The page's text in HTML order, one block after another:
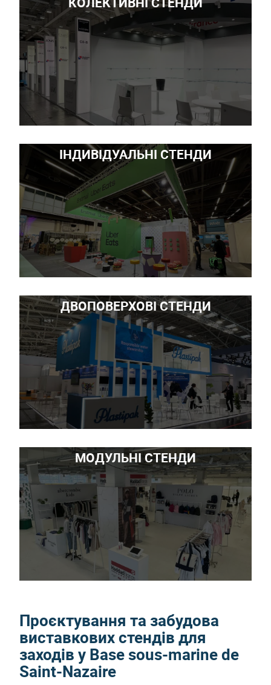
ІНДИВІДУАЛЬНІ СТЕНДИ
ДВОПОВЕРХОВІ СТЕНДИ
МОДУЛЬНІ СТЕНДИ
Проєктування та забудова
виставкових стендів для
заходів у Base sous-marine de
Saint-Nazaire